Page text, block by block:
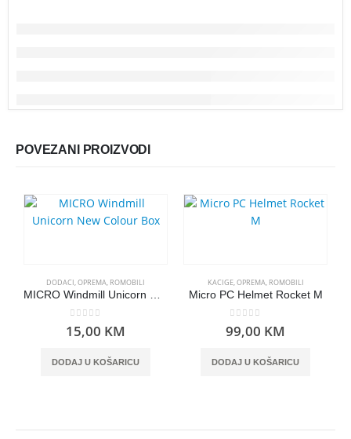
POVEZANI PROIZVODI
DODACI,OPREMA, ROMOBILI
MICRO Windmill Unicorn New Colour Box
0out of 5
15,00 KM
DODAJ U KOŠARICU
KACIGE,OPREMA, ROMOBILI
Micro PC Helmet Rocket M
0out of 5
99,00 KM
DODAJ U KOŠARICU